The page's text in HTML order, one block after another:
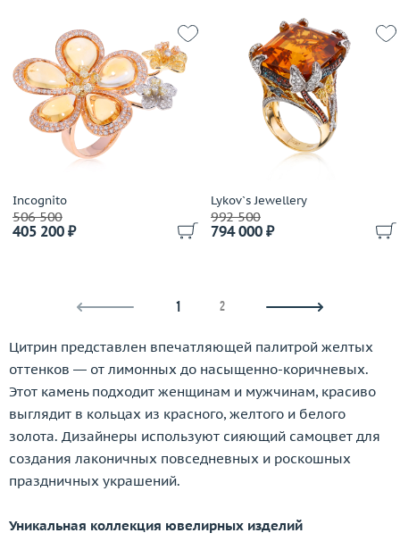
Incognito
506 500
405 200 ₽
Lykov`s Jewellery
992 500
794 000 ₽
1 2
Цитрин представлен впечатляющей палитрой желтых
оттенков — от лимонных до насыщенно-коричневых.
Этот камень подходит женщинам и мужчинам, красиво
выглядит в кольцах из красного, желтого и белого
золота. Дизайнеры используют сияющий самоцвет для
создания лаконичных повседневных и роскошных
праздничных украшений.
Уникальная коллекция ювелирных изделий